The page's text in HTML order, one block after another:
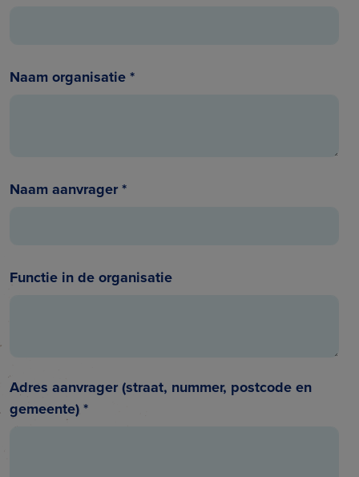
Naam organisatie*
Naam aanvrager*
Functie in de organisatie
Adres aanvrager (straat, nummer, postcode en
gemeente)*